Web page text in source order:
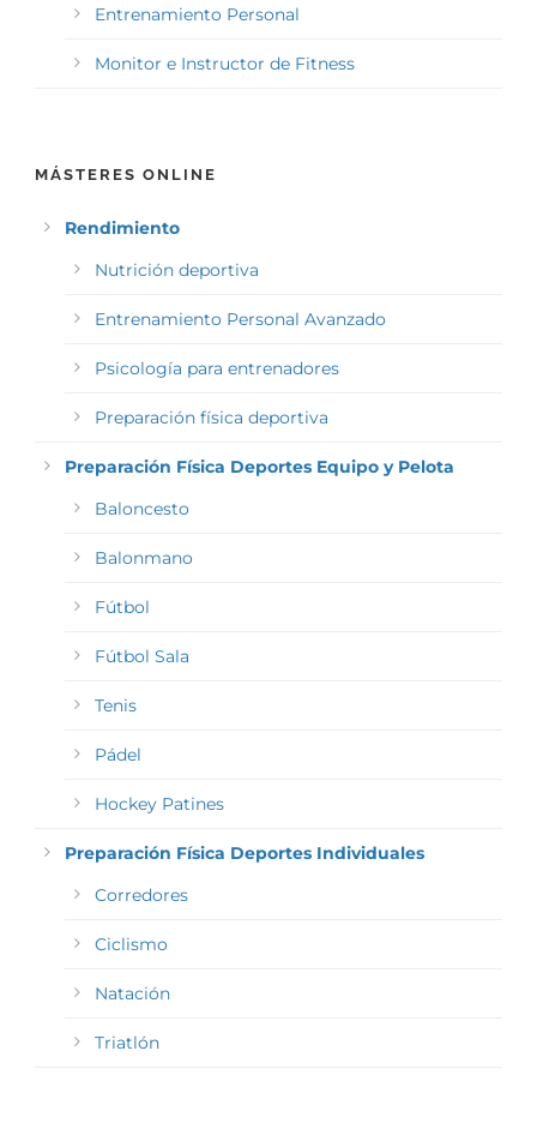
Entrenamiento Personal
Monitor e Instructor de Fitness
MÁSTERES ONLINE
Rendimiento
Nutrición deportiva
Entrenamiento Personal Avanzado
Psicología para entrenadores
Preparación física deportiva
Preparación Física Deportes Equipo y Pelota
Baloncesto
Balonmano
Fútbol
Fútbol Sala
Tenis
Pádel
Hockey Patines
Preparación Física Deportes Individuales
Corredores
Ciclismo
Natación
Triatlón